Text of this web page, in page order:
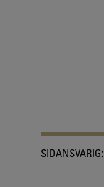
SIDANSVARIG: